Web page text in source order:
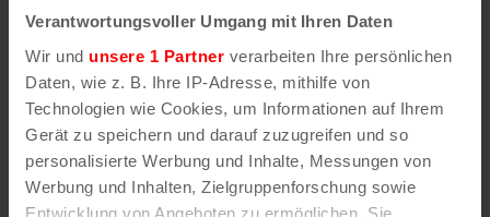
Verantwortungsvoller Umgang mit Ihren Daten
Wir und unsere 1 Partner verarbeiten Ihre persönlichen
Daten, wie z. B. Ihre IP-Adresse, mithilfe von
Technologien wie Cookies, um Informationen auf Ihrem
Gerät zu speichern und darauf zuzugreifen und so
personalisierte Werbung und Inhalte, Messungen von
Werbung und Inhalten, Zielgruppenforschung sowie
Entwicklung von Angeboten zu ermöglichen. Sie
Darstellung des RVR-Kartenwerks
Stadtplanwerk
erhältst Du unsere koeln.de-Karte mit vielen
weiteren Details wie z.B. Hausnummern.
Unser Stadtplan basiert auf Daten des
OpenStreetMap
-Projekts (
© OpenStreetMap
Mitwirkende
) und von OpenCycleMap.org